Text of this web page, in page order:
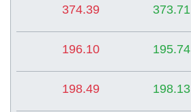
373.71
374.39
195.74
196.10
198.13
198.49